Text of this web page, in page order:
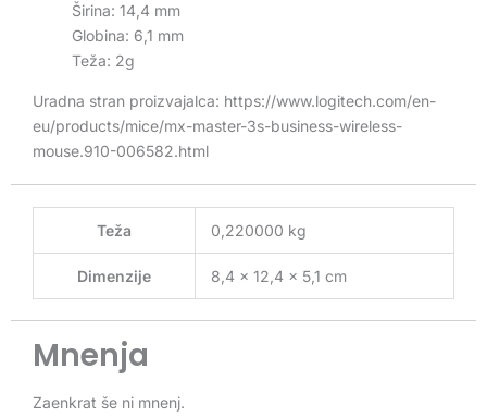
Širina: 14,4 mm
Globina: 6,1 mm
Teža: 2g
Uradna stran proizvajalca: https://www.logitech.com/en-
eu/products/mice/mx-master-3s-business-wireless-
mouse.910-006582.html
Teža 0,220000 kg
Dimenzije 8,4 × 12,4 × 5,1 cm
Mnenja
Zaenkrat še ni mnenj.